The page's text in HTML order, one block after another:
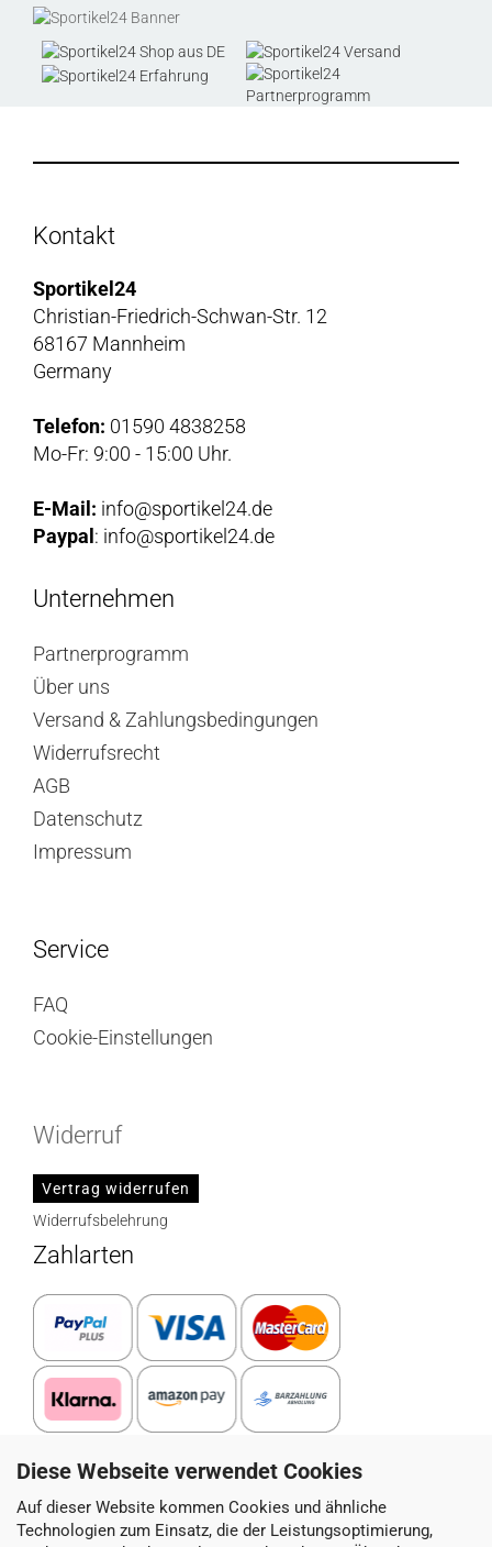
Diese Webseite verwendet Cookies
Auf dieser Website kommen Cookies und ähnliche
Technologien zum Einsatz, die der Leistungsoptimierung,
Kontakt
Sportikel24
Christian-Friedrich-Schwan-Str. 12
68167 Mannheim
Germany
Telefon: 01590 4838258
Mo-Fr: 9:00 - 15:00 Uhr.
E-Mail: info@sportikel24.de
Paypal : info@sportikel24.de
Unternehmen
Partnerprogramm
Über uns
Versand & Zahlungsbedingungen
Widerrufsrecht
AGB
Datenschutz
Impressum
Service
FAQ
Cookie-Einstellungen
Widerruf
Vertrag widerrufen
Widerrufsbelehrung
Zahlarten
Paketdienstleister